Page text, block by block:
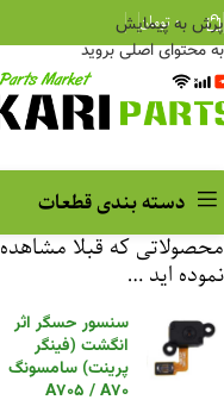
پرش به پیمایش
به محتوای اصلی بروید
۰تومان
دسته بندی قطعات
محصولاتی که قبلا مشاهده
نموده اید …
سنسور حسگر اثر
انگشت (فینگر
پرینت) سامسونگ
A705 / A70